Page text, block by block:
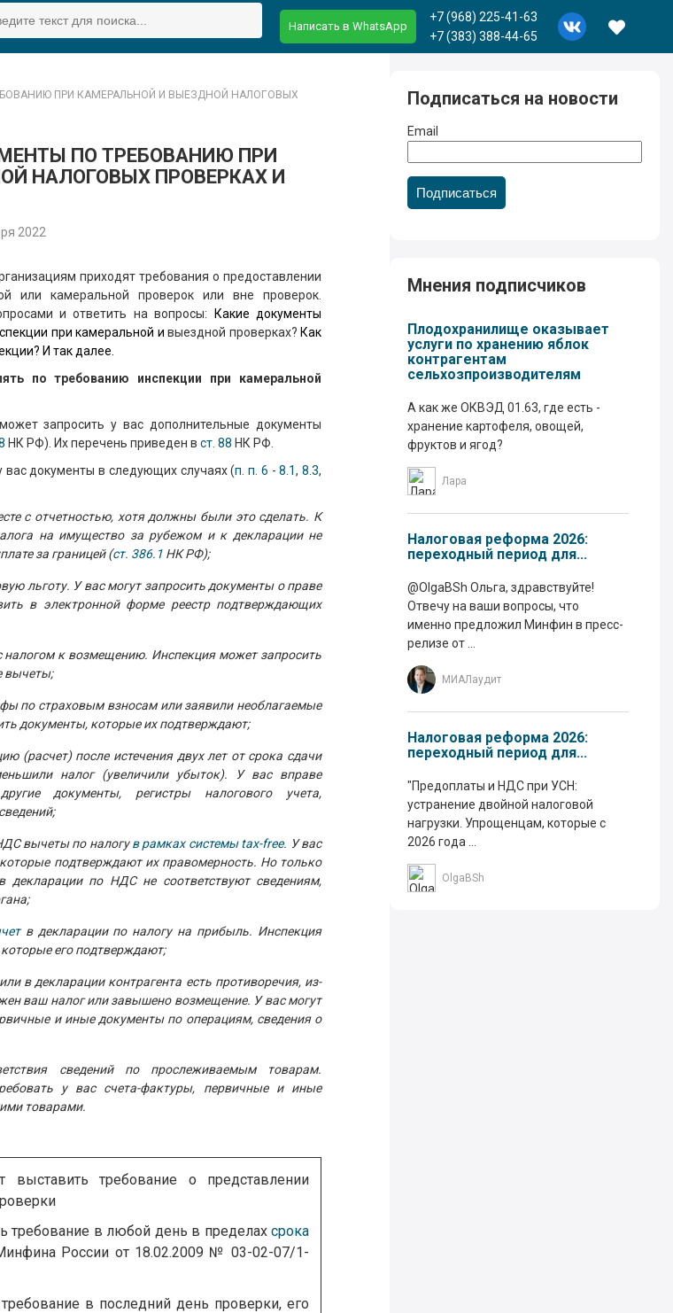
Написать в WhatsApp
+7 (968) 225-41-63
+7 (383) 388-44-65
ПРИ КАМЕРАЛЬНОЙ И ВЫЕЗДНОЙ НАЛОГОВЫХ
ПО ТРЕБОВАНИЮ ПРИ
НАЛОГОВЫХ ПРОВЕРКАХ И
2022
приходят требования о предоставлении
или камеральной проверок или вне проверок.
и ответить на вопросы:
Какие документы
при камеральной и выездной проверках? Как
И так далее.
по требованию инспекции при камеральной
запросить у вас дополнительные документы
НК РФ). Их перечень приведен в ст. 88 НК РФ.
вас документы в следующих случаях (п. п. 6 -8.1,8.3,
с отчетностью, хотя должны были это сделать. К
на имущество за рубежом и к декларации не
за границей (ст. 386.1 НК РФ);
льготу. У вас могут запросить документы о праве
в электронной форме реестр подтверждающих
к возмещению. Инспекция может запросить
вычеты;
по страховым взносам или заявили необлагаемые
документы, которые их подтверждают;
(расчет) после истечения двух лет от срока сдачи
налог (увеличили убыток). У вас вправе
документы, регистры налогового учета,
вычеты по налогув рамках системы tax-free. У вас
подтверждают их правомерность. Но только
декларации по НДС не соответствуют сведениям,
в декларации по налогу на прибыль. Инспекция
его подтверждают;
в декларации контрагента есть противоречия, из-
ваш налог или завышено возмещение. У вас могут
и иные документы по операциям, сведения о
сведений по прослеживаемым товарам.
у вас счета-фактуры, первичные и иные
товарами.
требование о представлении
требование в любой день в пределах срока
России от 18.02.2009 № 03-02-07/1-
в последний день проверки, его
Подписаться на новости
Email
Подписаться
Мнения подписчиков
Плодохранилище оказывает
услуги по хранению яблок
контрагентам
сельхозпроизводителям
А как же ОКВЭД 01.63, где есть -
хранение картофеля, овощей,
фруктов и ягод?
Лара
Налоговая реформа 2026:
переходный период для...
@OlgaBSh Ольга, здравствуйте!
Отвечу на ваши вопросы, что
именно предложил Минфин в пресс-
релизе от ...
МИАЛаудит
Налоговая реформа 2026:
переходный период для...
"Предоплаты и НДС при УСН:
устранение двойной налоговой
нагрузки. Упрощенцам, которые с
2026 года ...
OlgaBSh